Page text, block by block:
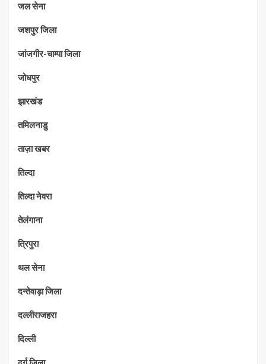
जल सेना
जशपुर जिला
जांजगीर-चाम्पा जिला
जोधपुर
झारखंड
तमिलनाडु
ताज़ा खबर
तिल्दा
तिल्दा नेवरा
तेलंगाना
त्रिपुरा
थल सेना
दन्तेवाड़ा जिला
दल्लीराजहरा
दिल्ली